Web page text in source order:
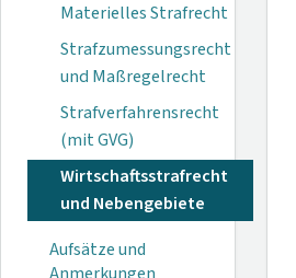
Materielles Strafrecht
Strafzumessungsrecht
und Maßregelrecht
Strafverfahrensrecht
(mit GVG)
Wirtschaftsstrafrecht
und Nebengebiete
Aufsätze und